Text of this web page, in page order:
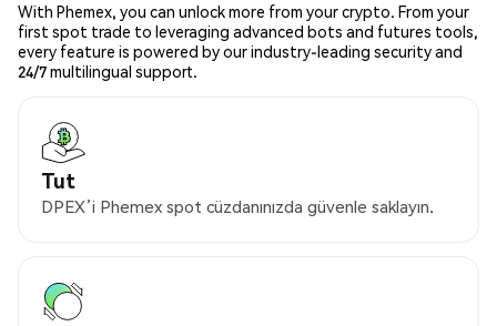
With Phemex, you can unlock more from your crypto. From your
first spot trade to leveraging advanced bots and futures tools,
every feature is powered by our industry-leading security and
24/7 multilingual support.
Tut
DPEX’i Phemex spot cüzdanınızda güvenle saklayın.